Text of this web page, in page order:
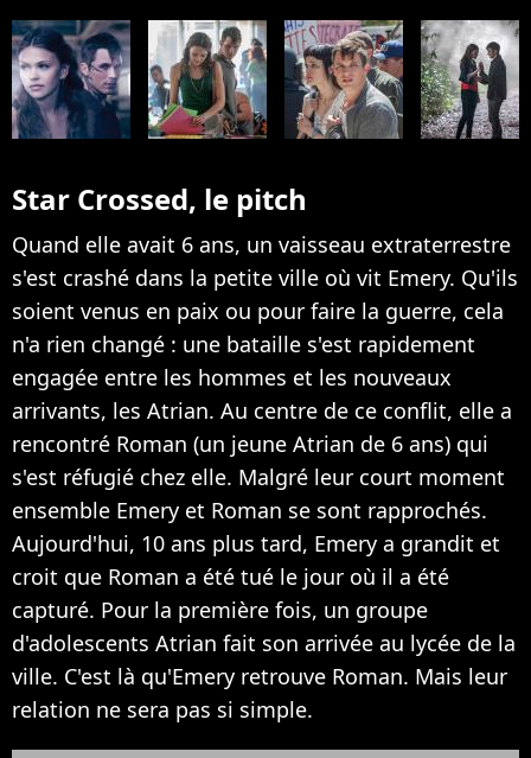
Star Crossed, le pitch
Quand elle avait 6 ans, un vaisseau extraterrestre
s'est crashé dans la petite ville où vit Emery. Qu'ils
soient venus en paix ou pour faire la guerre, cela
n'a rien changé : une bataille s'est rapidement
engagée entre les hommes et les nouveaux
arrivants, les Atrian. Au centre de ce conflit, elle a
rencontré Roman (un jeune Atrian de 6 ans) qui
s'est réfugié chez elle. Malgré leur court moment
ensemble Emery et Roman se sont rapprochés.
Aujourd'hui, 10 ans plus tard, Emery a grandit et
croit que Roman a été tué le jour où il a été
capturé. Pour la première fois, un groupe
d'adolescents Atrian fait son arrivée au lycée de la
ville. C'est là qu'Emery retrouve Roman. Mais leur
relation ne sera pas si simple.